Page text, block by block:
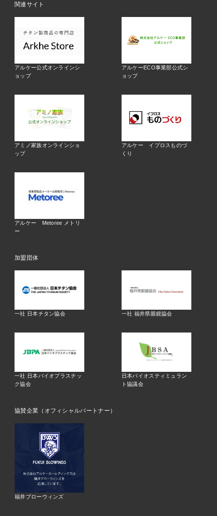
関連サイト
アルケー公式オンラインシ
ョップ
アルケーECO事業部公式シ
ョップ
アミノ家族オンラインショ
ップ
アルケー イプロスものづ
くり
アルケー Metoree メトリ
ー
加盟団体
一社 日本チタン協会 一社 福井県眼鏡協会
一社 日本バイオプラスチッ
ク協会
日本バイオスティミュラン
ト協議会
協賛企業（オフィシャルパートナー）
福井ブローウィンズ